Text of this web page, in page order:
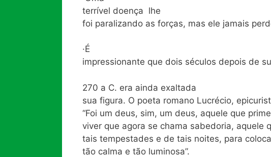
terrível doença lhe
foi paralizando as forças, mas ele jamais
·É
impressionante que dois séculos depois de
270 a C. era ainda exaltada
sua figura. O poeta romano Lucrécio,
“Foi um deus, sim, um deus, aquele que
viver que agora se chama sabedoria, aquele
tais tempestades e de tais noites, para
tão calma e tão luminosa”.